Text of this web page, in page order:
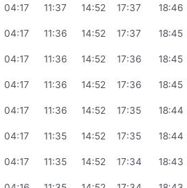
04:17 11:37 14:52 17:37 18:46
04:17 11:36 14:52 17:37 18:45
04:17 11:36 14:52 17:36 18:45
04:17 11:36 14:52 17:36 18:45
04:17 11:36 14:52 17:35 18:44
04:17 11:35 14:52 17:35 18:44
04:17 11:35 14:52 17:34 18:43